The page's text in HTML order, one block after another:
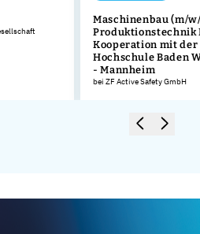
Maschinenbau (m/
Produktionstechnik
Kooperation mit der
Hochschule Baden
- Mannheim
bei ZF Active Safety GmbH